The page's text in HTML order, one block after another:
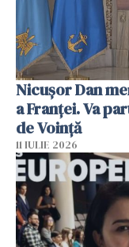
Nicuşor Dan
a Franţei. Va
de Voinţă
11 IULIE 2026